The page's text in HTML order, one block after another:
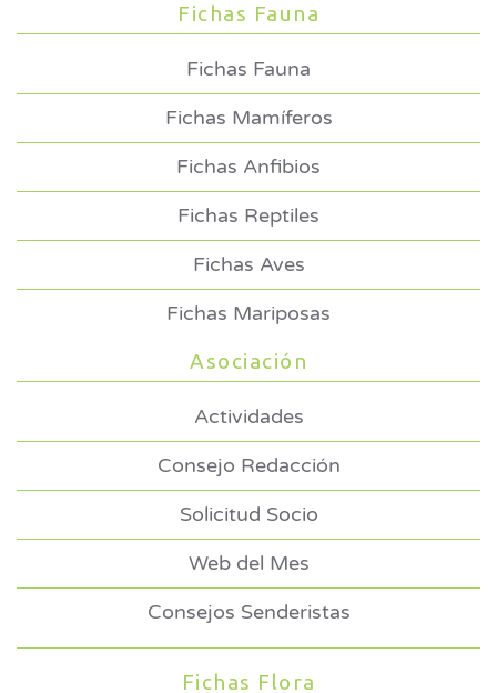
Fichas Fauna
Fichas Fauna
Fichas Mamíferos
Fichas Anfibios
Fichas Reptiles
Fichas Aves
Fichas Mariposas
Asociación
Actividades
Consejo Redacción
Solicitud Socio
Web del Mes
Consejos Senderistas
Fichas Flora